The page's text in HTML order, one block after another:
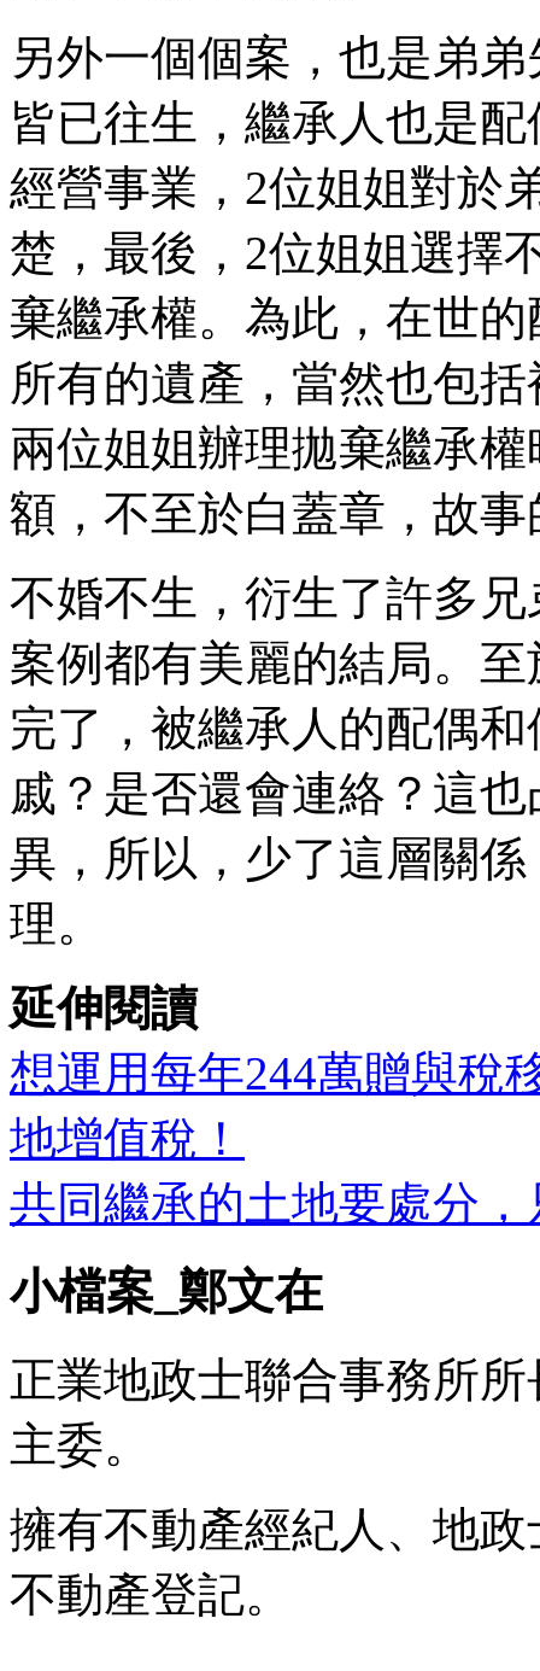
另外一個個案，也是弟
皆已往生，繼承人也是
經營事業，2位姐姐對於
楚，最後，2位姐姐選擇
棄繼承權。為此，在世
所有的遺產，當然也包
兩位姐姐辦理拋棄繼承
額，不至於白蓋章，故
不婚不生，衍生了許多
案例都有美麗的結局。
完了，被繼承人的配偶
戚？是否還會連絡？這
異，所以，少了這層關
理。
延伸閱讀
想運用每年244萬贈與稅
地增值稅！
共同繼承的土地要處分
小檔案_鄭文在
正業地政士聯合事務所
主委。
擁有不動產經紀人、地
不動產登記。